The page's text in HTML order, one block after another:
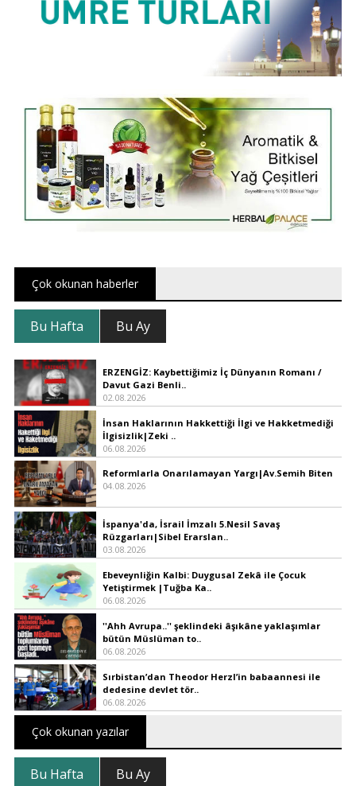
Çok okunan haberler
Bu Hafta Bu Ay
ERZENGİZ: Kaybettiğimiz İç Dünyanın Romanı /
Davut Gazi Benli..
02.08.2026
İnsan Haklarının Hakkettiği İlgi ve Hakketmediği
İlgisizlik|Zeki ..
06.08.2026
Reformlarla Onarılamayan Yargı|Av.Semih Biten
04.08.2026
İspanya'da, İsrail İmzalı 5.Nesil Savaş
Rüzgarları|Sibel Erarslan..
03.08.2026
Ebeveynliğin Kalbi: Duygusal Zekâ ile Çocuk
Yetiştirmek |Tuğba Ka..
06.08.2026
''Ahh Avrupa..'' şeklindeki âşıkâne yaklaşımlar
bütün Müslüman to..
06.08.2026
Sırbistan’dan Theodor Herzl’in babaannesi ile
dedesine devlet tör..
06.08.2026
Çok okunan yazılar
Bu Hafta Bu Ay